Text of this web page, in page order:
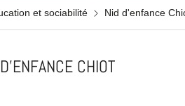
et sociabilité Nid d'enfance
CHIOT